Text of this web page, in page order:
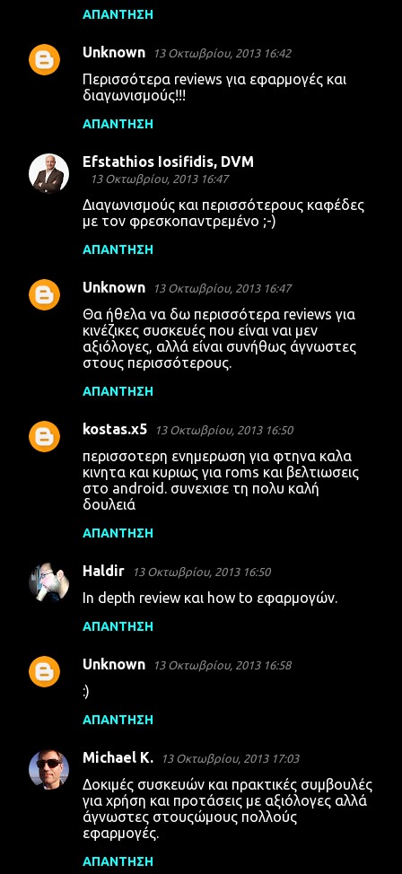
ΑΠΆΝΤΗΣΗ
Unknown 13 Οκτωβρίου, 2013 16:42
Περισσότερα reviews για εφαρμογές και
διαγωνισμούς!!!
ΑΠΆΝΤΗΣΗ
Efstathios Iosifidis, DVM
13 Οκτωβρίου, 2013 16:47
Διαγωνισμούς και περισσότερους καφέδες
με τον φρεσκοπαντρεμένο ;-)
ΑΠΆΝΤΗΣΗ
Unknown 13 Οκτωβρίου, 2013 16:47
Θα ήθελα να δω περισσότερα reviews για
κινέζικες συσκευές που είναι ναι μεν
αξιόλογες, αλλά είναι συνήθως άγνωστες
στους περισσότερους.
ΑΠΆΝΤΗΣΗ
kostas.x5 13 Οκτωβρίου, 2013 16:50
περισσοτερη ενημερωση για φτηνα καλα
κινητα και κυριως για roms και βελτιωσεις
στο android. συνεχισε τη πολυ καλή
δουλειά
ΑΠΆΝΤΗΣΗ
Haldir 13 Οκτωβρίου, 2013 16:50
In depth review και how to εφαρμογών.
ΑΠΆΝΤΗΣΗ
Unknown 13 Οκτωβρίου, 2013 16:58
:)
ΑΠΆΝΤΗΣΗ
Michael K. 13 Οκτωβρίου, 2013 17:03
Δοκιμές συσκευών και πρακτικές συμβουλές
για χρήση και προτάσεις με αξιόλογες αλλά
άγνωστες στουςώμους πολλούς
εφαρμογές.
ΑΠΆΝΤΗΣΗ